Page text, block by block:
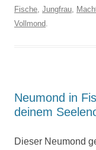
Fische, Jungfrau,
Vollmond.
Neumond in
deinem
Dieser Neumond